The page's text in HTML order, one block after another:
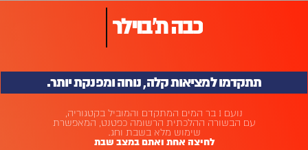
כבה ת'בוילר
תתקדמו למציאות קלה, נוחה ומפנקת יותר.
נועם 1 בר המים המתקדם והמוביל בקטגוריה,
עם הבשורה ההלכתית הרשומה כפטנט, המאפשרת
שימוש מלא בשבת וחג.
לחיצה אחת ואתם במצב שבת